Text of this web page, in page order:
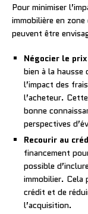
Pour minimiser
immobilière en
peuvent être
Négocier le
bien à la hausse
l’impact des
l’acheteur.
bonne
perspectives
Recourir au
financement
possible
immobilier. Cela
crédit et de
l’acquisition.